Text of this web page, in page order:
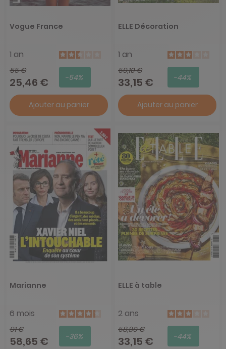
Vogue France
1 an
55 €
25,46 € -54%
Ajouter au panier
ELLE Décoration
1 an
59,10 €
33,15 € -44%
Ajouter au panier
Marianne
6 mois
91 €
58,65 € -36%
ELLE à table
2 ans
58,80 €
33,15 € -44%